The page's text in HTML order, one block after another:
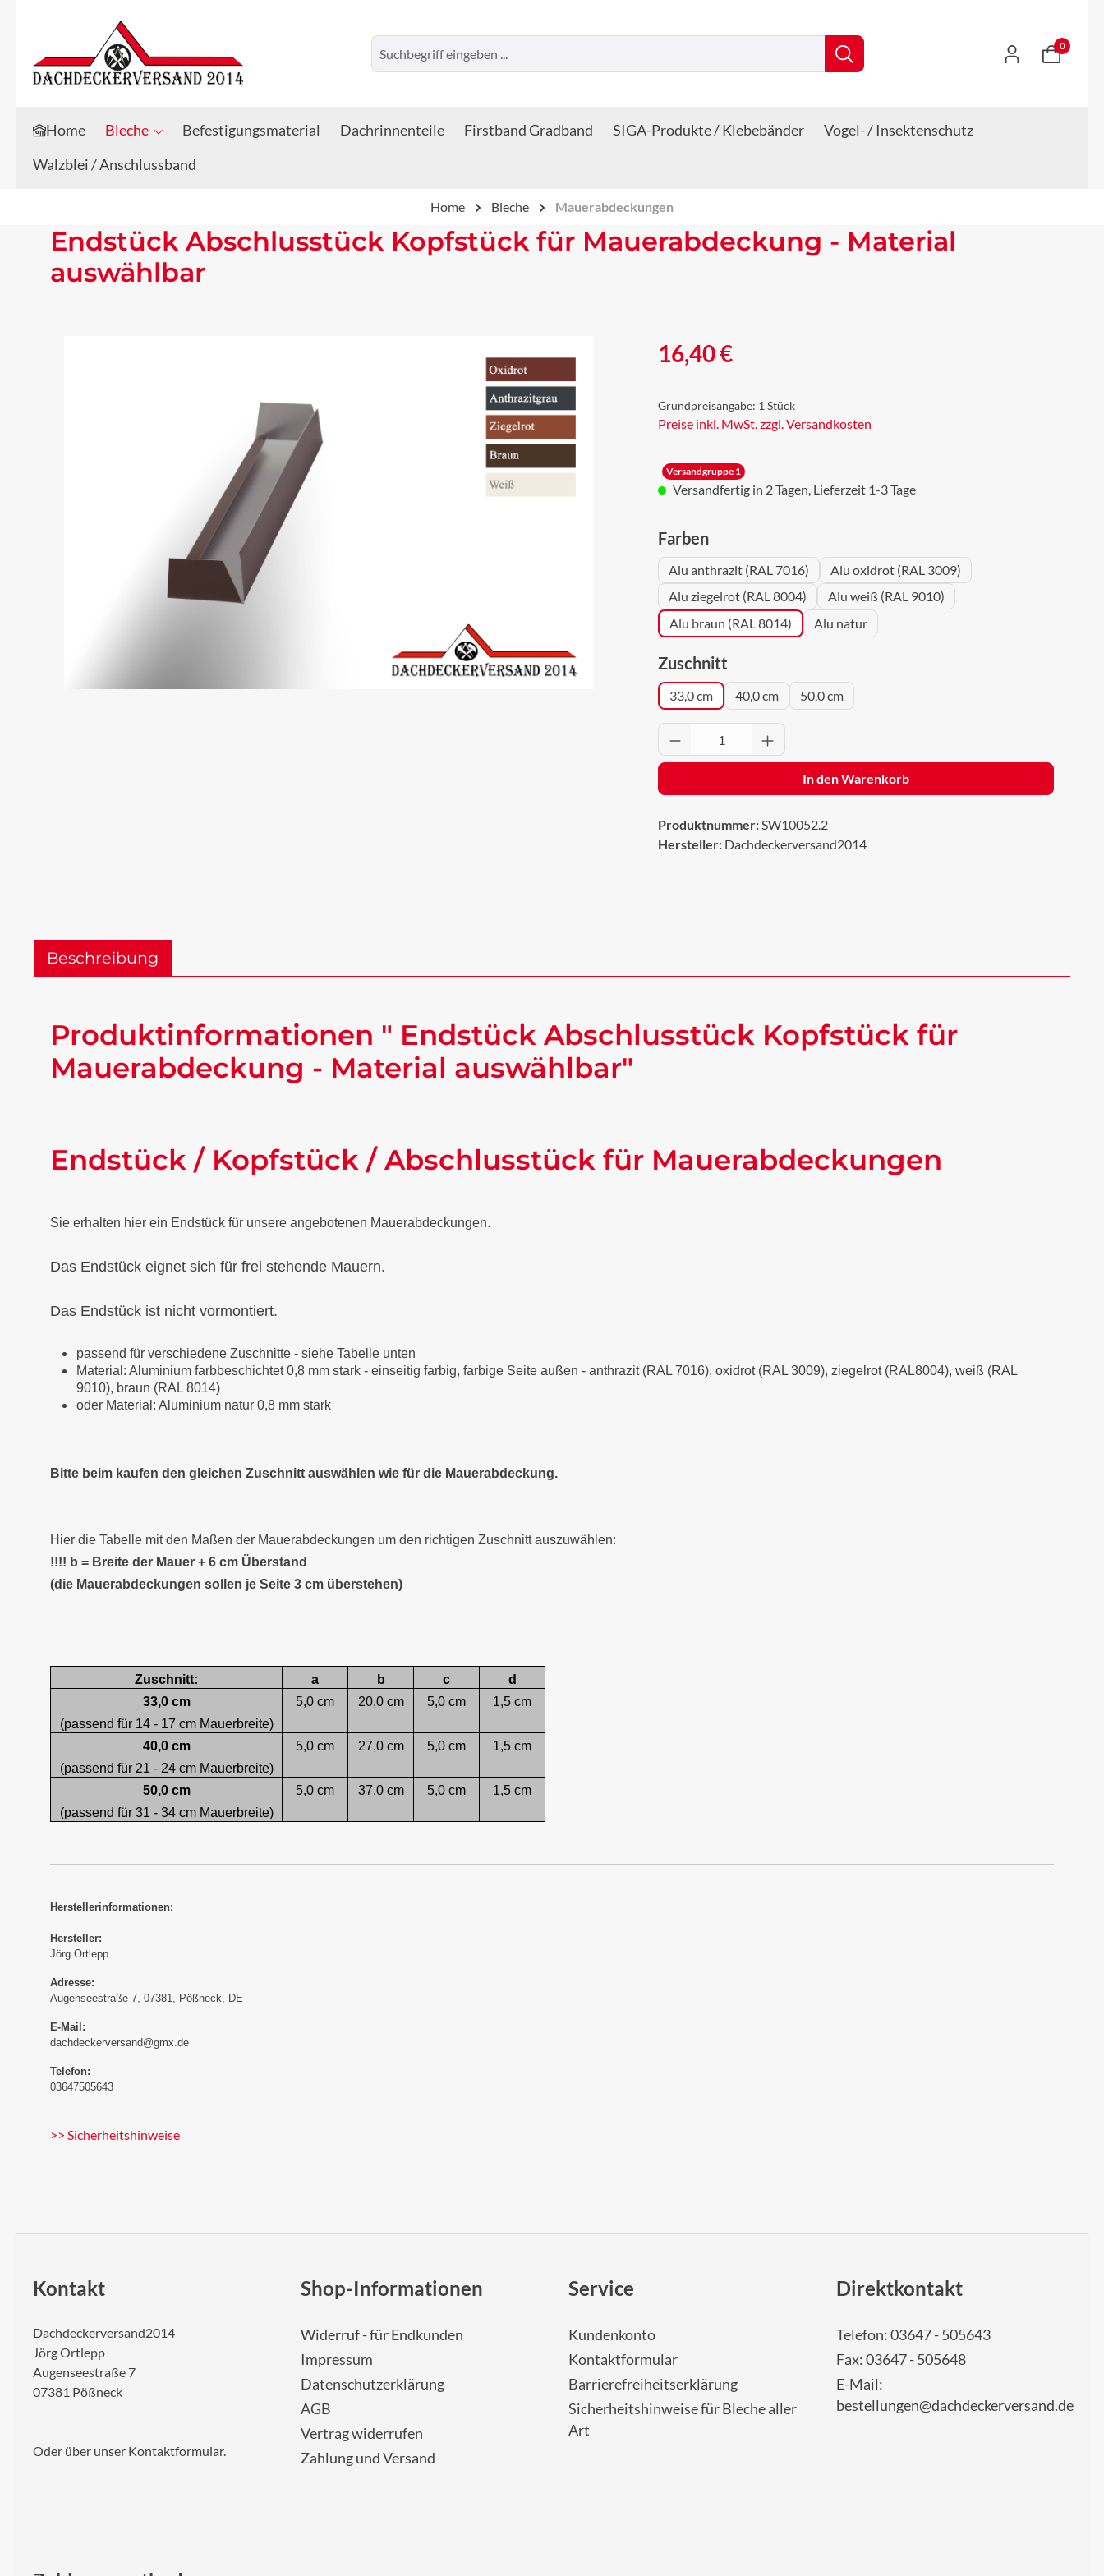
Zum Hauptinhalt springen
Zur Suche springen
0
Home Bleche Befestigungsmaterial Dachrinnenteile Firstband Gradband SIGA-Produkte / Klebebänder
Vogel- / Insektenschutz
Walzblei / Anschlussband
Home Bleche Mauerabdeckungen
Endstück Abschlusstück Kopfstück für Mauerabdeckung - Material
auswählbar
Regulärer Preis:
16,40 €
Grundpreisangabe: 1 Stück
Preise inkl. MwSt. zzgl. Versandkosten
Versandgruppe 1
Versandfertig in 2 Tagen, Lieferzeit 1-3 Tage
Farbenauswählen
Alu anthrazit (RAL 7016)
Alu oxidrot (RAL 3009)
Alu ziegelrot (RAL 8004)
Alu weiß (RAL 9010)
Alu braun (RAL 8014)
Alu natur
Zuschnittauswählen
33,0 cm 40,0 cm 50,0 cm
Produkt Anzahl: Gib den gewünschten Wert ein
In den Warenkorb
Produktnummer:SW10052.2
Hersteller: Dachdeckerversand2014
Beschreibung
Produktinformationen " Endstück Abschlusstück Kopfstück für
Mauerabdeckung - Material auswählbar"
Endstück / Kopfstück / Abschlusstück für Mauerabdeckungen
Sie erhalten hier ein Endstück für unsere angebotenen Mauerabdeckungen.
Das Endstück eignet sich für frei stehende Mauern.
Das Endstück ist nicht vormontiert.
passend für verschiedene Zuschnitte - siehe Tabelle unten
Material: Aluminium farbbeschichtet 0,8 mm stark - einseitig farbig, farbige Seite außen - anthrazit (RAL 7016), oxidrot (RAL 3009), ziegelrot (RAL8004), weiß (RAL
9010), braun (RAL 8014)
oder Material: Aluminium natur 0,8 mm stark
Bitte beim kaufen den gleichen Zuschnitt auswählen wie für die Mauerabdeckung.
Hier die Tabelle mit den Maßen der Mauerabdeckungen um den richtigen Zuschnitt auszuwählen:
!!!! b = Breite der Mauer + 6 cm Überstand
(die Mauerabdeckungen sollen je Seite 3 cm überstehen)
Zuschnitt: a b c
d
33,0 cm
5,0 cm 20,0 cm 5,0 cm
1,5 cm
(passend für 14 - 17 cm Mauerbreite)
40,0 cm
5,0 cm 27,0 cm 5,0 cm
1,5 cm
(passend für 21 - 24 cm Mauerbreite)
50,0 cm
5,0 cm 37,0 cm 5,0 cm
1,5 cm
(passend für 31 - 34 cm Mauerbreite)
Herstellerinformationen:
Hersteller:
Jörg Ortlepp
Adresse:
Augenseestraße 7, 07381, Pößneck, DE
E-Mail:
dachdeckerversand@gmx.de
Telefon:
03647505643
>> Sicherheitshinweise
Kontakt
Dachdeckerversand2014
Jörg Ortlepp
Augenseestraße 7
07381 Pößneck
Oder über unser Kontaktformular.
Shop-Informationen
Widerruf - für Endkunden
Impressum
Datenschutzerklärung
AGB
Vertrag widerrufen
Zahlung und Versand
Service
Kundenkonto
Kontaktformular
Barrierefreiheitserklärung
Sicherheitshinweise für Bleche aller
Art
Direktkontakt
Telefon: 03647 - 505643
Fax: 03647 - 505648
E-Mail:
bestellungen@dachdeckerversand.de